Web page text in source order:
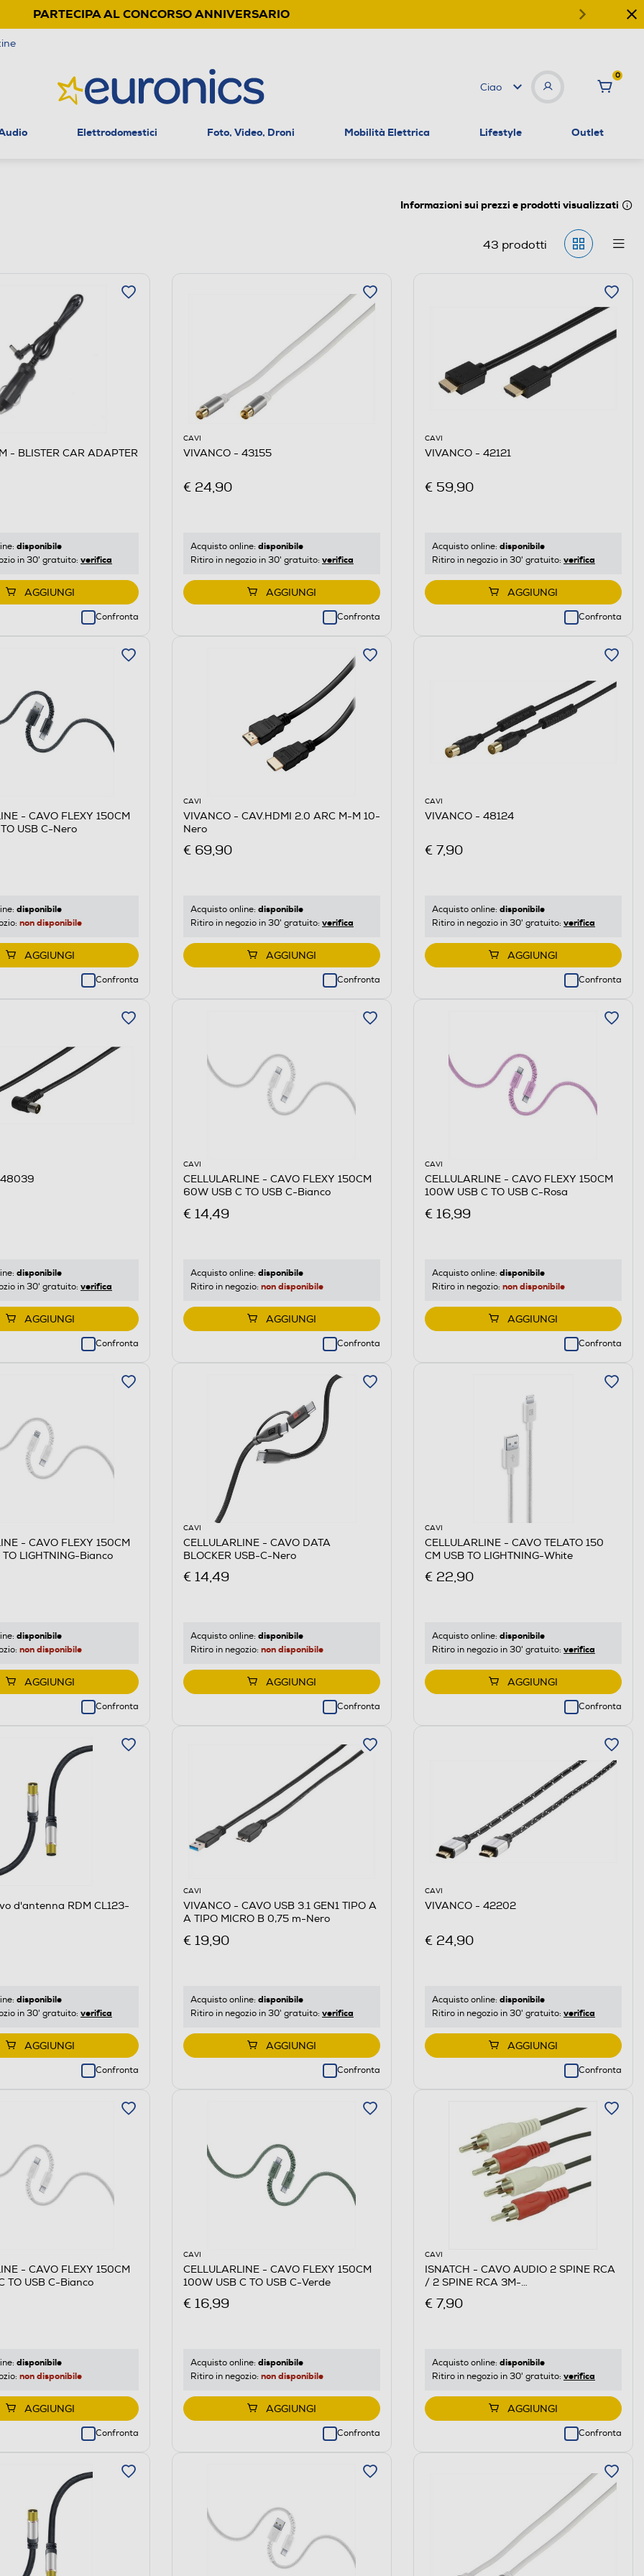
PARTECIPA AL CONCORSO ANNIVERSARIO
Ciao
0
Elettrodomestici Foto, Video, Droni Mobilità Elettrica Lifestyle Outlet
Informazioni sui prezzi e prodotti visualizzati
43 prodotti
- BLISTER CAR ADAPTER
disponibile
in 30' gratuito: verifica
AGGIUNGI
Confronta
CAVI
VIVANCO - 43155
€ 24,90
Acquisto online: disponibile
Ritiro in negozio in 30' gratuito: verifica
AGGIUNGI
Confronta
CAVI
VIVANCO - 42121
€ 59,90
Acquisto online: disponibile
Ritiro in negozio in 30' gratuito: verifica
AGGIUNGI
Confronta
- CAVO FLEXY 150CM
USB C-Nero
disponibile
non disponibile
AGGIUNGI
Confronta
CAVI
VIVANCO - CAV.HDMI 2.0 ARC M-M 10-
Nero
€ 69,90
Acquisto online: disponibile
Ritiro in negozio in 30' gratuito: verifica
AGGIUNGI
Confronta
CAVI
VIVANCO - 48124
€ 7,90
Acquisto online: disponibile
Ritiro in negozio in 30' gratuito: verifica
AGGIUNGI
Confronta
disponibile
in 30' gratuito: verifica
AGGIUNGI
Confronta
CAVI
CELLULARLINE - CAVO FLEXY 150CM
60W USB C TO USB C-Bianco
€ 14,49
Acquisto online: disponibile
Ritiro in negozio: non disponibile
AGGIUNGI
Confronta
CAVI
CELLULARLINE - CAVO FLEXY 150CM
100W USB C TO USB C-Rosa
€ 16,99
Acquisto online: disponibile
Ritiro in negozio: non disponibile
AGGIUNGI
Confronta
- CAVO FLEXY 150CM
LIGHTNING-Bianco
disponibile
non disponibile
AGGIUNGI
Confronta
CAVI
CELLULARLINE - CAVO DATA
BLOCKER USB-C-Nero
€ 14,49
Acquisto online: disponibile
Ritiro in negozio: non disponibile
AGGIUNGI
Confronta
CAVI
CELLULARLINE - CAVO TELATO 150
CM USB TO LIGHTNING-White
€ 22,90
Acquisto online: disponibile
Ritiro in negozio in 30' gratuito: verifica
AGGIUNGI
Confronta
d'antenna RDM CL123-
disponibile
in 30' gratuito: verifica
AGGIUNGI
Confronta
CAVI
VIVANCO - CAVO USB 3.1 GEN1 TIPO A
A TIPO MICRO B 0,75 m-Nero
€ 19,90
Acquisto online: disponibile
Ritiro in negozio in 30' gratuito: verifica
AGGIUNGI
Confronta
CAVI
VIVANCO - 42202
€ 24,90
Acquisto online: disponibile
Ritiro in negozio in 30' gratuito: verifica
AGGIUNGI
Confronta
- CAVO FLEXY 150CM
TO USB C-Bianco
disponibile
non disponibile
AGGIUNGI
Confronta
CAVI
CELLULARLINE - CAVO FLEXY 150CM
100W USB C TO USB C-Verde
€ 16,99
Acquisto online: disponibile
Ritiro in negozio: non disponibile
AGGIUNGI
Confronta
CAVI
ISNATCH - CAVO AUDIO 2 SPINE RCA
/ 2 SPINE RCA 3M-
€ 7,90
Acquisto online: disponibile
Ritiro in negozio in 30' gratuito: verifica
AGGIUNGI
Confronta